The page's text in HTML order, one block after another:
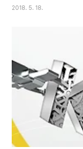
이번에는 산업용으로 쓰이는
끝이 움직인다고 합니다. 이
계속해서 걸어 가 보니 또 다
니다. 그리고 나서 나오는
서 만들어진 레이저 스캐너를
상으로 봐서는 잘 ..
2018. 5. 18.